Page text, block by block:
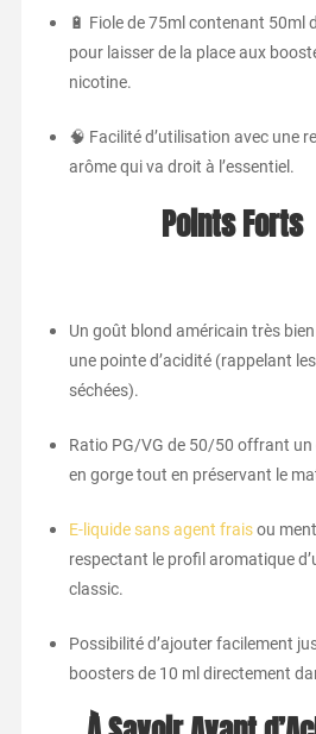
🔋 Fiole de 75ml contenant 50ml
pour laisser de la place aux
nicotine.
🧠 Facilité d’utilisation avec une
arôme qui va droit à l’essentiel.
Points Forts
Un goût blond américain très
une pointe d’acidité (rappelant
séchées).
Ratio PG/VG de 50/50 offrant un
en gorge tout en préservant le
E-liquide sans agent fraisou
respectant le profil aromatique
classic.
Possibilité d’ajouter facilement
boosters de 10 ml directement